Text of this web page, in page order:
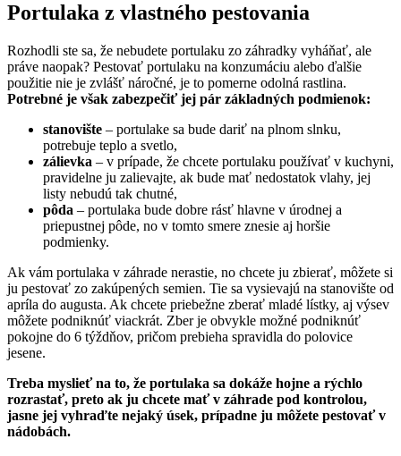
Portulaka z vlastného pestovania
Rozhodli ste sa, že nebudete portulaku zo záhradky vyháňať, ale
práve naopak? Pestovať portulaku na konzumáciu alebo ďalšie
použitie nie je zvlášť náročné, je to pomerne odolná rastlina.
Potrebné je však zabezpečiť jej pár základných podmienok:
stanovište – portulake sa bude dariť na plnom slnku,
potrebuje teplo a svetlo,
zálievka – v prípade, že chcete portulaku používať v kuchyni,
pravidelne ju zalievajte, ak bude mať nedostatok vlahy, jej
listy nebudú tak chutné,
pôda – portulaka bude dobre rásť hlavne v úrodnej a
priepustnej pôde, no v tomto smere znesie aj horšie
podmienky.
Ak vám portulaka v záhrade nerastie, no chcete ju zbierať, môžete si
ju pestovať zo zakúpených semien. Tie sa vysievajú na stanovište od
apríla do augusta. Ak chcete priebežne zberať mladé lístky, aj výsev
môžete podniknúť viackrát. Zber je obvykle možné podniknúť
pokojne do 6 týždňov, pričom prebieha spravidla do polovice
jesene.
Treba myslieť na to, že portulaka sa dokáže hojne a rýchlo
rozrastať, preto ak ju chcete mať v záhrade pod kontrolou,
jasne jej vyhraďte nejaký úsek, prípadne ju môžete pestovať v
nádobách.